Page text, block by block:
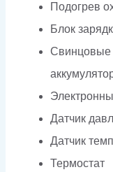
Подогрев
Блок
Свинцовые
Датчик
Датчик
Термостат